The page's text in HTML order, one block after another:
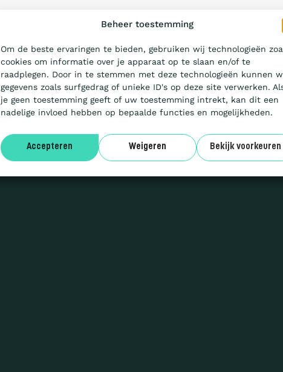
Beheer toestemming
Om de beste ervaringen te bieden, gebruiken wij technologieën
cookies om informatie over je apparaat op te slaan en/of te
raadplegen. Door in te stemmen met deze technologieën kunnen
gegevens zoals surfgedrag of unieke ID's op deze site verwerken.
je geen toestemming geeft of uw toestemming intrekt, kan dit een
nadelige invloed hebben op bepaalde functies en mogelijkheden.
Accepteren Weigeren Bekijk voorkeuren